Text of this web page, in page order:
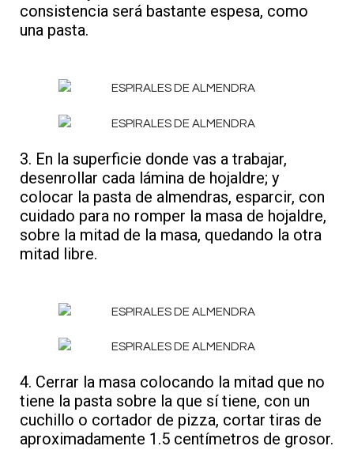
consistencia será bastante espesa, como
una pasta.
3. En la superficie donde vas a trabajar,
desenrollar cada lámina de hojaldre; y
colocar la pasta de almendras, esparcir, con
cuidado para no romper la masa de hojaldre,
sobre la mitad de la masa, quedando la otra
mitad libre.
4. Cerrar la masa colocando la mitad que no
tiene la pasta sobre la que sí tiene, con un
cuchillo o cortador de pizza, cortar tiras de
aproximadamente 1.5 centímetros de grosor.